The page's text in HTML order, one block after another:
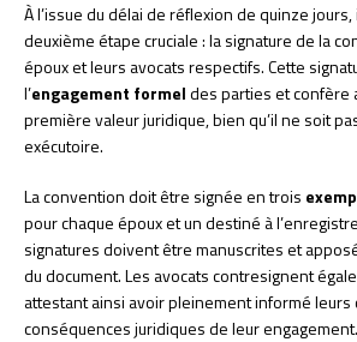
À l’issue du délai de réflexion de quinze
deuxième étape cruciale : la signature de la
époux et leurs avocats respectifs. Cette
l’engagement formeldes parties et confère
première valeur juridique, bien qu’il ne soit
exécutoire.
La convention doit être signée en trois
pour chaque époux et un destiné à
signatures doivent être manuscrites et
du document. Les avocats contresignent
attestant ainsi avoir pleinement informé leurs
conséquences juridiques de leur engagement.